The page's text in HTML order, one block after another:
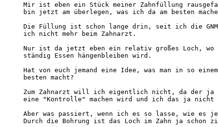
Mir ist eben ein Stück meiner Zahnfüllung
bin jetzt am überlegen, was ich da am besten
Die Füllung ist schon lange drin, seit ich die
ich nicht mehr beim Zahnarzt.
Nur ist da jetzt eben ein relativ großes Loch,
ständig Essen hängenbleiben wird.
Hat von euch jemand eine Idee, was man in so
besten macht?
Zum Zahnarzt will ich eigentlich nicht, da der ja
eine "Kontrolle" machen wird und ich das ja
Aber was passiert, wenn ich es so lasse, wie
Durch die Bohrung ist das Loch im Zahn ja